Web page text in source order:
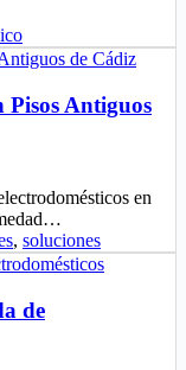
Pisos Antiguos
en
, soluciones
de